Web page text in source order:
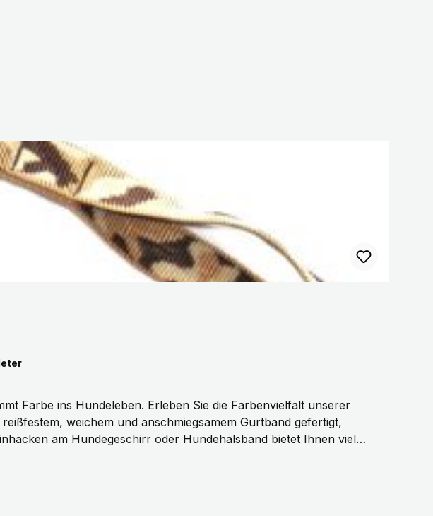
weichem und anschmiegsamem Gurtband gefertigt,
am Hundegeschirr oder Hundehalsband bietet Ihnen viel